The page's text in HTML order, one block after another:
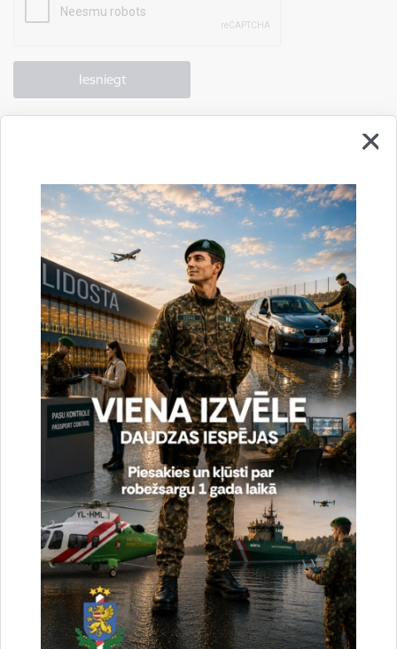
Vai šī informācija bija noderīga?
Sniegt atsauksmi
Esi pirmais, kas uzzina!